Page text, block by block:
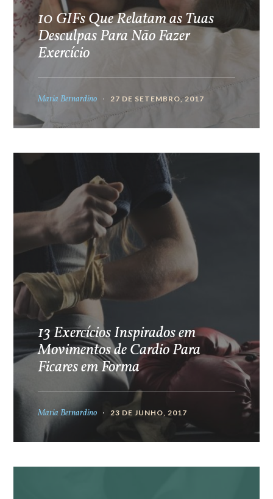
10 GIFs Que Relatam as Tuas
Desculpas Para Não Fazer
Exercício
Maria Bernardino 27 DE SETEMBRO, 2017
13 Exercícios Inspirados em
Movimentos de Cardio Para
Ficares em Forma
Maria Bernardino 23 DE JUNHO, 2017